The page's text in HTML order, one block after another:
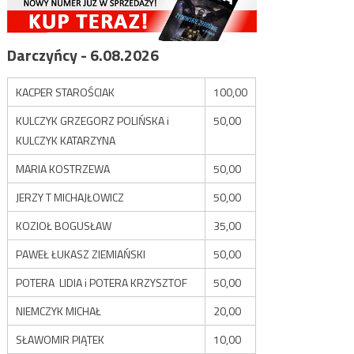
Darczyńcy - 6.08.2026
KACPER STAROŚCIAK
100,00
KULCZYK GRZEGORZ POLIŃSKA i
KULCZYK KATARZYNA
50,00
MARIA KOSTRZEWA
50,00
JERZY T MICHAJŁOWICZ
50,00
KOZIOŁ BOGUSŁAW
35,00
PAWEŁ ŁUKASZ ZIEMIAŃSKI
50,00
POTERA LIDIA i POTERA KRZYSZTOF
50,00
NIEMCZYK MICHAŁ
20,00
SŁAWOMIR PIĄTEK
10,00